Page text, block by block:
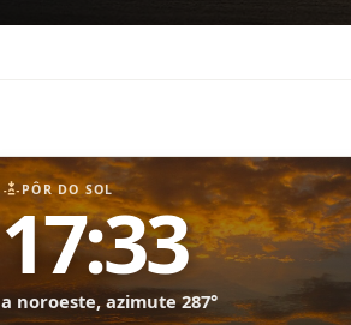
PÔR DO SOL
17:33
a noroeste, azimute 287°